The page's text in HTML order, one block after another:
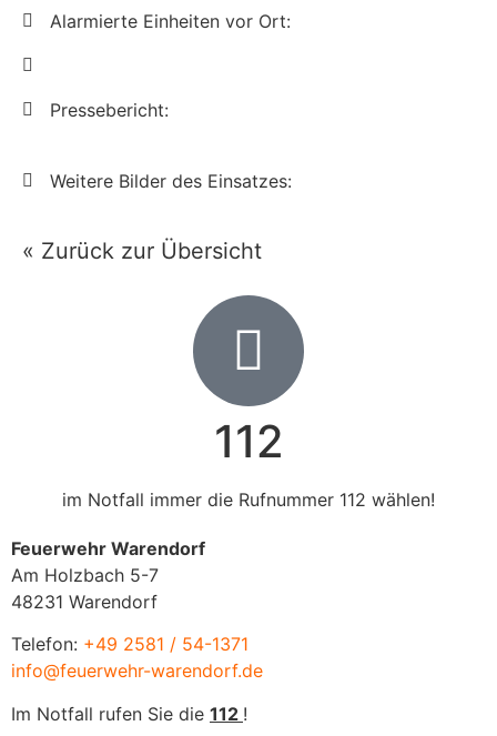
Alarmierte Einheiten vor Ort:
Pressebericht:
Weitere Bilder des Einsatzes:
« Zurück zur Übersicht
112
im Notfall immer die Rufnummer 112 wählen!
Feuerwehr Warendorf
Am Holzbach 5-7
48231 Warendorf
Telefon: +49 2581 / 54-1371
info@feuerwehr-warendorf.de
Im Notfall rufen Sie die 112 !